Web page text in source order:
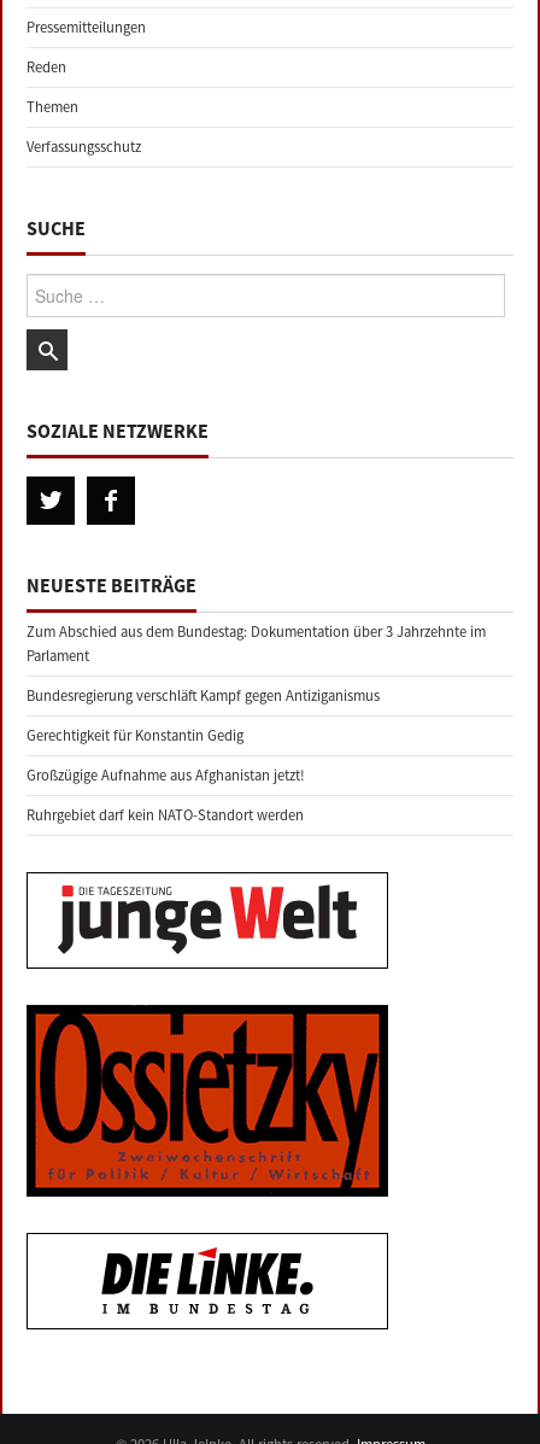
Pressemitteilungen
Reden
Themen
Verfassungsschutz
SUCHE
Suche:
SOZIALE NETZWERKE
NEUESTE BEITRÄGE
Zum Abschied aus dem Bundestag: Dokumentation über 3 Jahrzehnte im
Parlament
Bundesregierung verschläft Kampf gegen Antiziganismus
Gerechtigkeit für Konstantin Gedig
Großzügige Aufnahme aus Afghanistan jetzt!
Ruhrgebiet darf kein NATO-Standort werden